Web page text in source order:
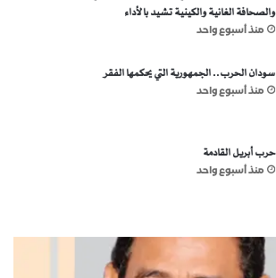
والصحافة الغانية والكينية تشيد بالأداء
منذ أسبوع واحد
سودان الحرب.. الجمهورية التي يحكمها الفقر
منذ أسبوع واحد
حرب أبريل القادمة
منذ أسبوع واحد